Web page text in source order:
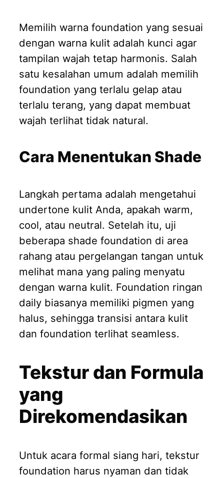
Memilih warna foundation yang sesuai
dengan warna kulit adalah kunci agar
tampilan wajah tetap harmonis. Salah
satu kesalahan umum adalah memilih
foundation yang terlalu gelap atau
terlalu terang, yang dapat membuat
wajah terlihat tidak natural.
Cara Menentukan Shade
Langkah pertama adalah mengetahui
undertone kulit Anda, apakah warm,
cool, atau neutral. Setelah itu, uji
beberapa shade foundation di area
rahang atau pergelangan tangan untuk
melihat mana yang paling menyatu
dengan warna kulit. Foundation ringan
daily biasanya memiliki pigmen yang
halus, sehingga transisi antara kulit
dan foundation terlihat seamless.
Tekstur dan Formula
yang
Direkomendasikan
Untuk acara formal siang hari, tekstur
foundation harus nyaman dan tidak